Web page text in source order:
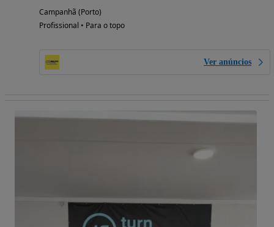
Campanhã (Porto)
Profissional • Para o topo
Ver anúncios